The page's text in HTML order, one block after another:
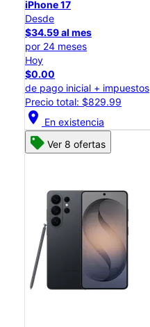
iPhone 17
Desde
$34.59 al mes
por 24 meses
Hoy
$0.00
de pago inicial + impuestos
Precio total: $829.99
location_on En existencia
Ver 8 ofertas